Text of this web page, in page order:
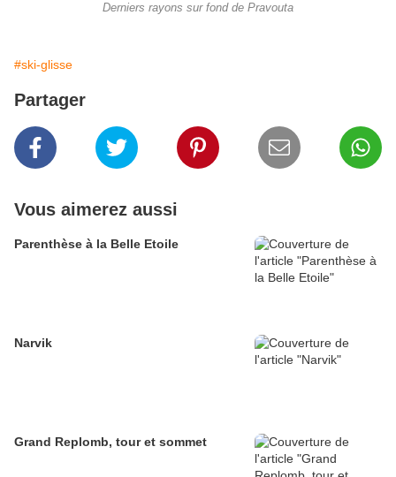
Derniers rayons sur fond de Pravouta
#ski-glisse
Partager
Vous aimerez aussi
Parenthèse à la Belle Etoile
Narvik
Grand Replomb, tour et sommet